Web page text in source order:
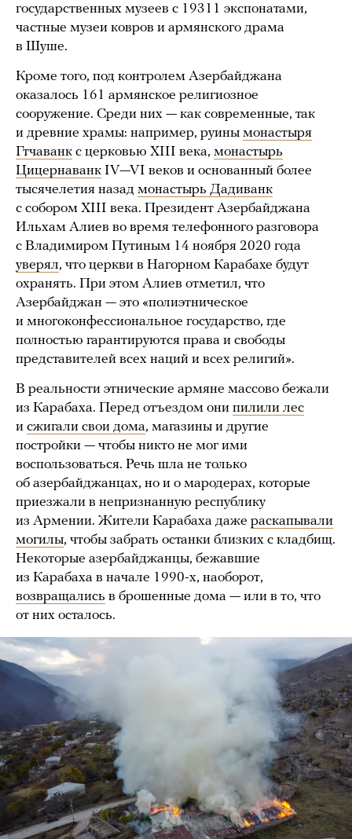
государственных музеев с 19311 экспонатами,
частные музеи ковров и армянского драма
в Шуше.
Кроме того, под контролем Азербайджана
оказалось 161 армянское религиозное
сооружение. Среди них — как современные, так
и древние храмы: например, руины монастыря
Гтчаванк с церковью XIII века, монастырь
Цицернаванк IV—VI веков и основанный более
тысячелетия назад монастырь Дадиванк
с собором XIII века. Президент Азербайджана
Ильхам Алиев во время телефонного разговора
с Владимиром Путиным 14 ноября 2020 года
уверял, что церкви в Нагорном Карабахе будут
охранять. При этом Алиев отметил, что
Азербайджан — это «полиэтническое
и многоконфессиональное государство, где
полностью гарантируются права и свободы
представителей всех наций и всех религий».
В реальности этнические армяне массово бежали
из Карабаха. Перед отъездом они пилили лес
и сжигали свои дома, магазины и другие
постройки — чтобы никто не мог ими
воспользоваться. Речь шла не только
об азербайджанцах, но и о мародерах, которые
приезжали в непризнанную республику
из Армении. Жители Карабаха даже раскапывали
могилы, чтобы забрать останки близких с кладбищ.
Некоторые азербайджанцы, бежавшие
из Карабаха в начале 1990-х, наоборот,
возвращались в брошенные дома — или в то, что
от них осталось.